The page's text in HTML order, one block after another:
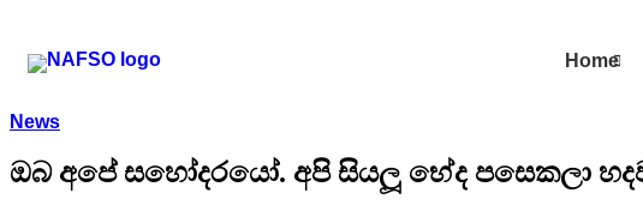
Home
News
ඔබ අපේ සහෝදරයෝ. අපි සියලූ භේද පසෙකලා